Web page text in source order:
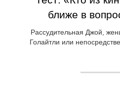
ближе в
Рассудительная Джой,
Голайтли или